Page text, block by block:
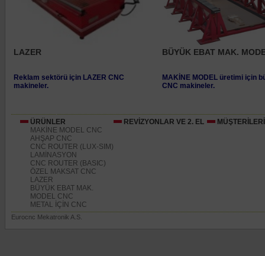
LAZER
Reklam sektörü için LAZER CNC
makineler.
BÜYÜK EBAT MAK.
MAKİNE MODEL üretimi için
CNC makineler.
ÜRÜNLER REVİZYONLAR VE 2. EL
MAKİNE MODEL CNC
AHŞAP CNC
CNC ROUTER (LUX-SIM)
LAMİNASYON
CNC ROUTER (BASIC)
ÖZEL MAKSAT CNC
LAZER
BÜYÜK EBAT MAK.
MODEL CNC
METAL İÇİN CNC
Eurocnc Mekatronik A.S.